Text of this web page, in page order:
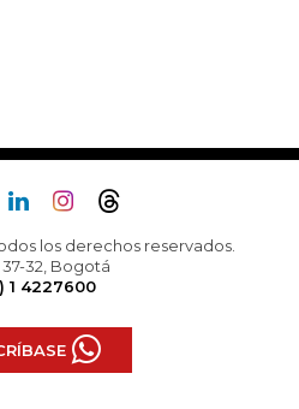
los derechos reservados.
37-32, Bogotá
1 4227600